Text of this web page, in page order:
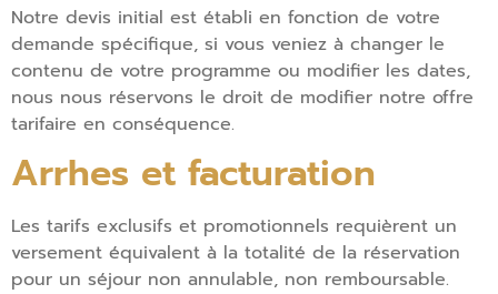
Notre devis initial est établi en fonction de votre
demande spécifique, si vous veniez à changer le
contenu de votre programme ou modifier les dates,
nous nous réservons le droit de modifier notre offre
tarifaire en conséquence.
Arrhes et facturation
Les tarifs exclusifs et promotionnels requièrent un
versement équivalent à la totalité de la réservation
pour un séjour non annulable, non remboursable.